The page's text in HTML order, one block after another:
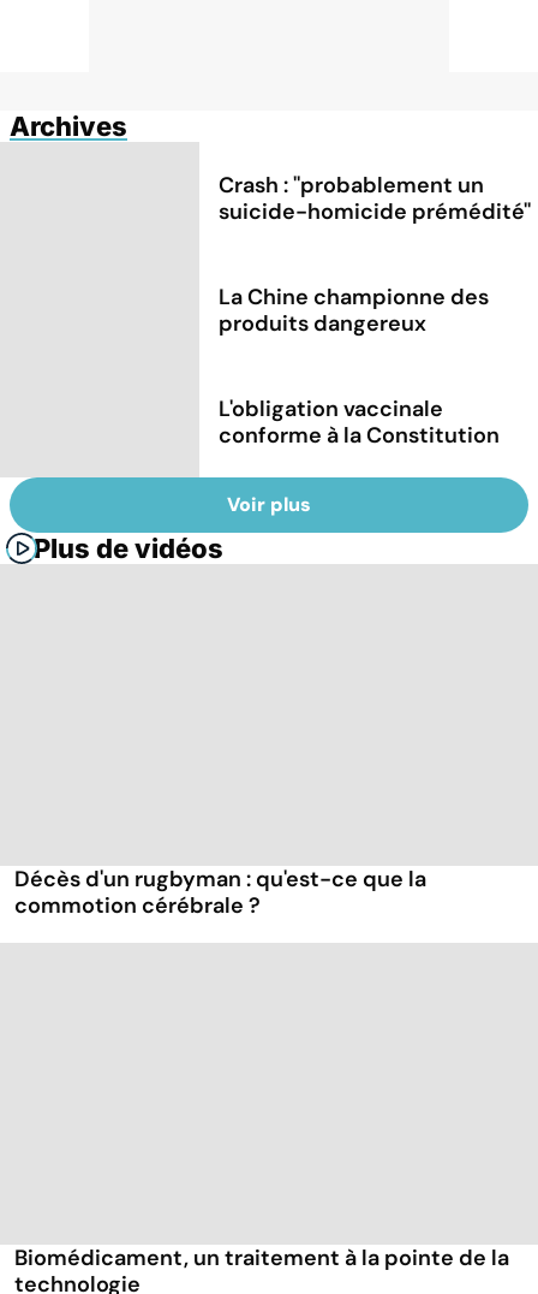
Archives
Crash : ''probablement un
suicide-homicide prémédité''
La Chine championne des
produits dangereux
L'obligation vaccinale
conforme à la Constitution
Voir plus
Plus de vidéos
Décès d'un rugbyman : qu'est-ce que la
commotion cérébrale ?
Biomédicament, un traitement à la pointe de la
technologie